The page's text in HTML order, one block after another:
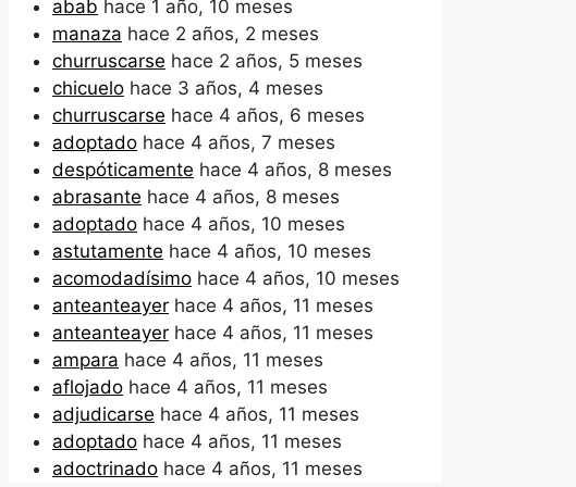
abab hace 1 año, 10 meses
manaza hace 2 años, 2 meses
churruscarse hace 2 años, 5 meses
chicuelo hace 3 años, 4 meses
churruscarse hace 4 años, 6 meses
adoptado hace 4 años, 7 meses
despóticamente hace 4 años, 8 meses
abrasante hace 4 años, 8 meses
adoptado hace 4 años, 10 meses
astutamente hace 4 años, 10 meses
acomodadísimo hace 4 años, 10 meses
anteanteayer hace 4 años, 11 meses
anteanteayer hace 4 años, 11 meses
ampara hace 4 años, 11 meses
aflojado hace 4 años, 11 meses
adjudicarse hace 4 años, 11 meses
adoptado hace 4 años, 11 meses
adoctrinado hace 4 años, 11 meses